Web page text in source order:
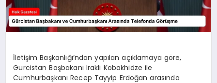
İletişim Başkanlığı’ndan yapılan açıklamaya göre,
Gürcistan Başbakanı Irakli Kobakhidze ile
Cumhurbaşkanı Recep Tayyip Erdoğan arasında